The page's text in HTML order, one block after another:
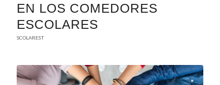
EN LOS COMEDORES
ESCOLARES
SCOLAREST